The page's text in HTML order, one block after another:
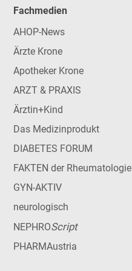
Fachmedien
AHOP-News
Ärzte Krone
Apotheker Krone
ARZT & PRAXIS
Ärztin+Kind
Das Medizinprodukt
DIABETES FORUM
FAKTEN der Rheumatologie
GYN-AKTIV
neurologisch
NEPHROScript
PHARMAustria